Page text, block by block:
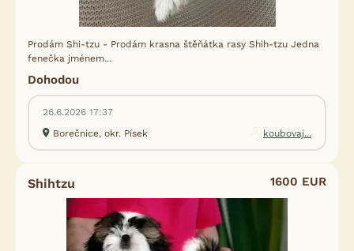
Prodám Shi-tzu - Prodám krasna štěňátka rasy Shih-tzu Jedna
fenečka jménem...
Dohodou
26.6.2026 17:37
Borečnice, okr. Písek
koubovaj...
Shihtzu 1600 EUR